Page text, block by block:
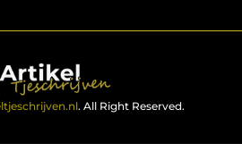
. All Right Reserved.